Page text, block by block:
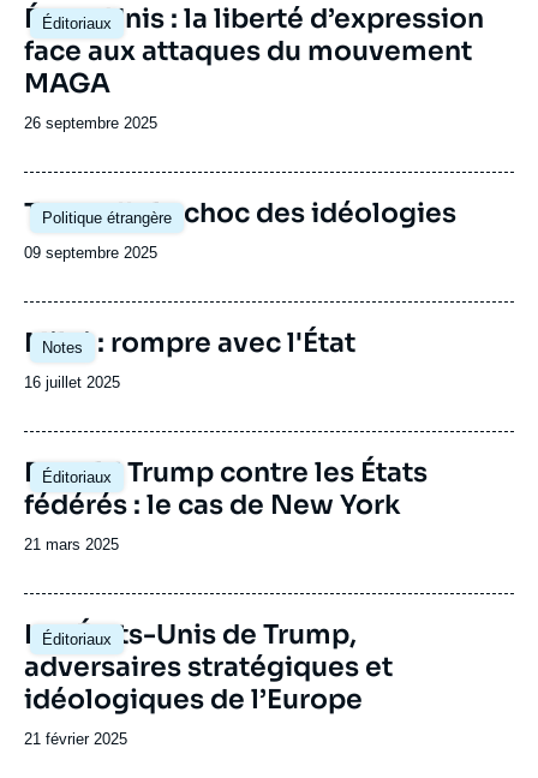
Éditoriaux
Image
principale
États-Unis : la liberté d’expression
face aux attaques du mouvement
MAGA
Date
publication
26 septembre 2025
Politique étrangère
Image
principale
Trump II : le choc des idéologies
Date
publication
09 septembre 2025
Notes
Image
principale
Milei : rompre avec l'État
Date
publication
16 juillet 2025
Éditoriaux
Image
principale
Donald Trump contre les États
fédérés : le cas de New York
Date
publication
21 mars 2025
Éditoriaux
Image
principale
Les États-Unis de Trump,
adversaires stratégiques et
idéologiques de l’Europe
Date
21 février 2025